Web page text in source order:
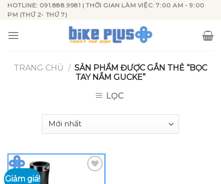
Skip
content
HOTLINE: 091.888.9981 | THỜI GIAN LÀM VIỆC: 7:00 AM - 9:00
PM (THỨ 2- THỨ 7)
TRANG CHỦ / SẢN PHẨM ĐƯỢC GẮN THẺ “BỌC
TAY NẮM GUCKE”
LỌC
Giảm giá!